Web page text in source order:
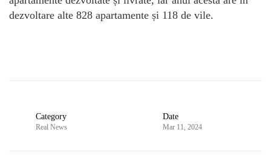
dezvoltare alte 828 apartamente și 118 de vile.
Category
Real News
Date
Mar 11, 2024